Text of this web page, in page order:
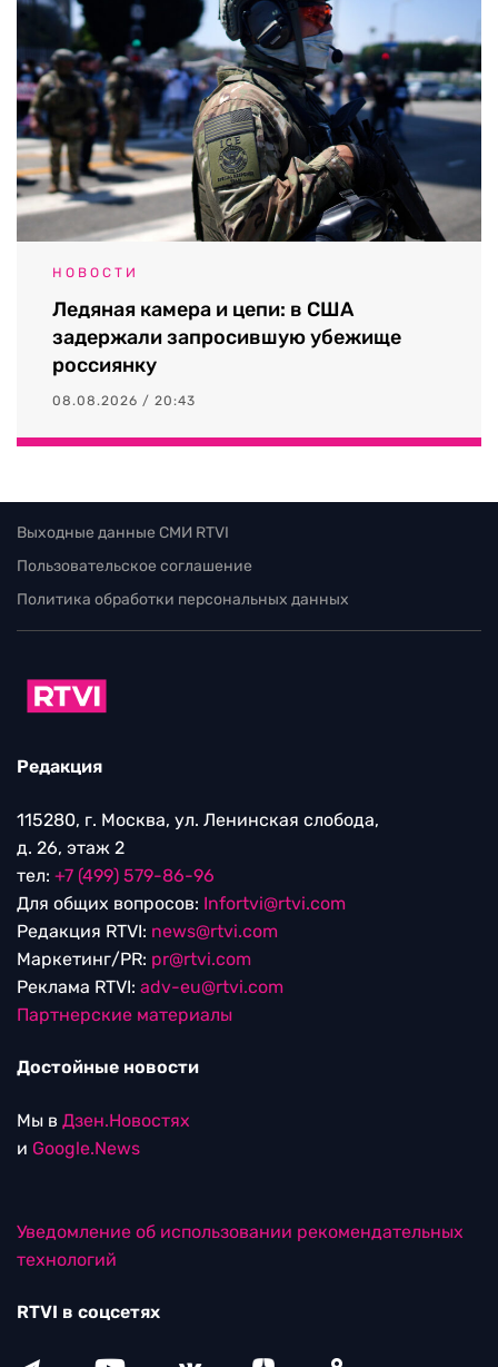
НОВОСТИ
Ледяная камера и цепи: в США
задержали запросившую убежище
россиянку
08.08.2026 / 20:43
Выходные данные СМИ RTVI
Пользовательское соглашение
Политика обработки персональных данных
Редакция
115280, г. Москва, ул. Ленинская слобода,
д. 26, этаж 2
тел: +7 (499) 579-86-96
Для общих вопросов: Infortvi@rtvi.com
Редакция RTVI: news@rtvi.com
Маркетинг/PR: pr@rtvi.com
Реклама RTVI: adv-eu@rtvi.com
Партнерские материалы
Достойные новости
Мы в Дзен.Новостях
и Google.News
Уведомление об использовании рекомендательных
технологий
RTVI в соцсетях